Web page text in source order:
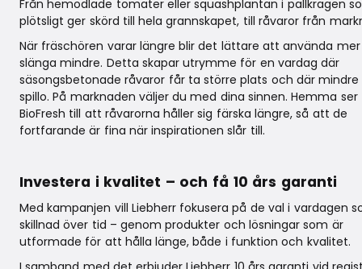
Från hemodlade tomater eller squashplantan i pallkragen
plötsligt ger skörd till hela grannskapet, till råvaror från
När fräschören varar längre blir det lättare att använda
slänga mindre. Detta skapar utrymme för en vardag där
säsongsbetonade råvaror får ta större plats och där mindre
spillo. På marknaden väljer du med dina sinnen. Hemma ser
BioFresh till att råvarorna håller sig färska längre, så att de
fortfarande är fina när inspirationen slår till.
Investera i kvalitet – och få 10 års garanti
Med kampanjen vill Liebherr fokusera på de val i vardagen
skillnad över tid – genom produkter och lösningar som är
utformade för att hålla länge, både i funktion och kvalitet.